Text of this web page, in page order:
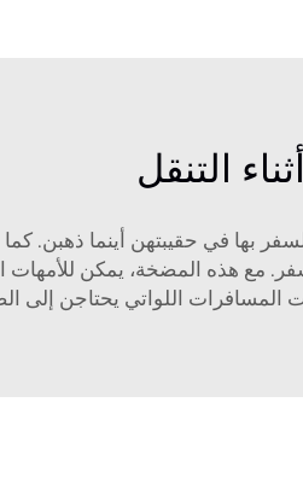
التنقل
بها في حقيبتهن أينما ذهبن. كما
مع هذه المضخة، يمكن
المسافرات اللواتي يحتاجن إلى